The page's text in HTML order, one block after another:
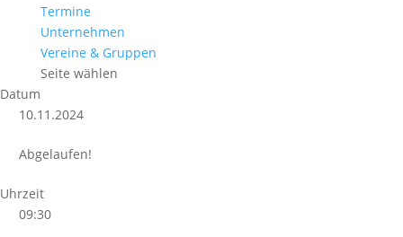
Termine
Unternehmen
Vereine & Gruppen
Seite wählen
Datum
10.11.2024
Abgelaufen!
Uhrzeit
09:30